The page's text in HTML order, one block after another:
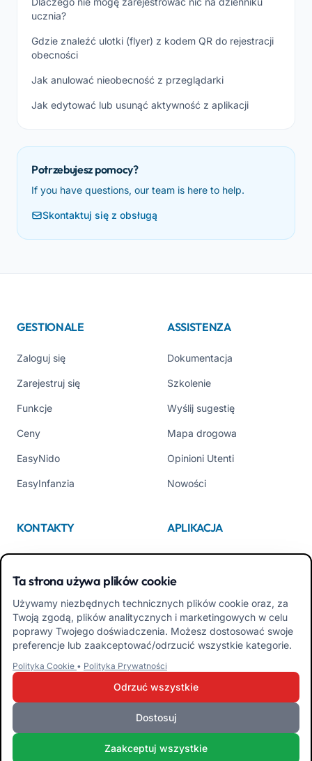
ucznia?
Gdzie znaleźć ulotki (flyer) z kodem QR do rejestracji
obecności
Jak anulować nieobecność z przeglądarki
Jak edytować lub usunąć aktywność z aplikacji
Potrzebujesz pomocy?
If you have questions, our team is here to help.
Skontaktuj się z obsługą
GESTIONALE
Zaloguj się
Zarejestruj się
Funkcje
Ceny
EasyNido
EasyInfanzia
ASSISTENZA
Dokumentacja
Szkolenie
Wyślij sugestię
Mapa drogowa
Opinioni Utenti
Nowości
KONTAKTY
Kim jesteśmy
Contattaci
Tel +39 02 84152514
APLIKACJA
App Store
Google Play
Pobierz APK Aplikacja dla
Rodzin
Pobierz APK Aplikacja dla
10954111000 - CS € 10.000 - RM-1267140 - iroma@pec.it
Ta strona używa plików cookie
Używamy niezbędnych technicznych plików cookie oraz, za
Twoją zgodą, plików analitycznych i marketingowych w celu
poprawy Twojego doświadczenia. Możesz dostosować swoje
preferencje lub zaakceptować/odrzucić wszystkie kategorie.
Polityka Cookie • Polityka Prywatności
Odrzuć wszystkie
Dostosuj
Zaakceptuj wszystkie